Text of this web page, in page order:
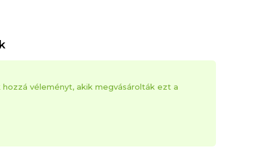
hozzá véleményt, akik megvásárolták ezt a